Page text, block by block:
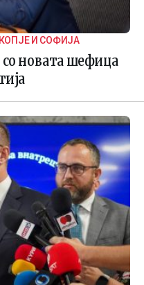
И СОФИЈА
новата шефица